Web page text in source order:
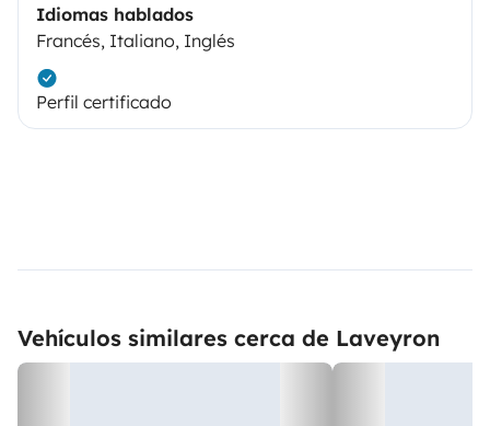
Idiomas hablados
Francés, Italiano, Inglés
Perfil certificado
Vehículos similares cerca de Laveyron